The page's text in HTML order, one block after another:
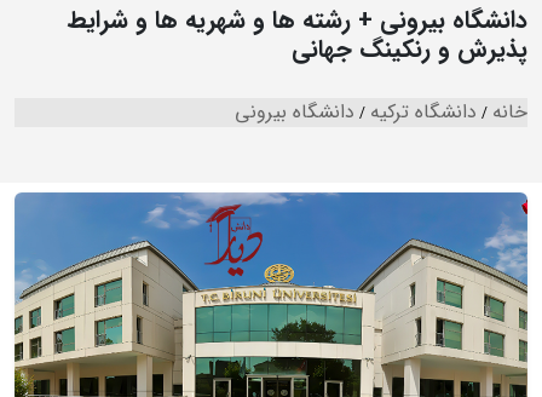
دانشگاه بیرونی + رشته ها و شهریه ها و شرایط
پذیرش و رنکینگ جهانی
خانه دانشگاه ترکیه دانشگاه بیرونی